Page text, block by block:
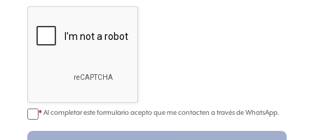
*Al completar este formulario acepto que me contacten a través de WhatsApp.